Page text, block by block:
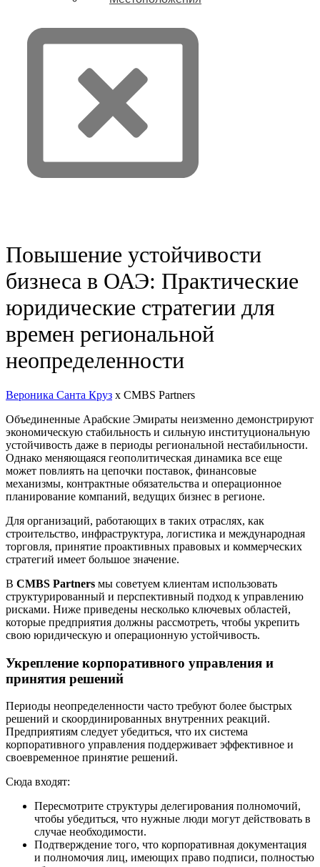
Повышение устойчивости
бизнеса в ОАЭ: Практические
юридические стратегии для
времен региональной
неопределенности
Вероника Санта Круз x CMBS Partners
Объединенные Арабские Эмираты неизменно демонстрируют
экономическую стабильность и сильную институциональную
устойчивость даже в периоды региональной нестабильности.
Однако меняющаяся геополитическая динамика все еще
может повлиять на цепочки поставок, финансовые
механизмы, контрактные обязательства и операционное
планирование компаний, ведущих бизнес в регионе.
Для организаций, работающих в таких отраслях, как
строительство, инфраструктура, логистика и международная
торговля, принятие проактивных правовых и коммерческих
стратегий имеет большое значение.
В CMBS Partners мы советуем клиентам использовать
структурированный и перспективный подход к управлению
рисками. Ниже приведены несколько ключевых областей,
которые предприятия должны рассмотреть, чтобы укрепить
свою юридическую и операционную устойчивость.
Укрепление корпоративного управления и
принятия решений
Периоды неопределенности часто требуют более быстрых
решений и скоординированных внутренних реакций.
Предприятиям следует убедиться, что их система
корпоративного управления поддерживает эффективное и
своевременное принятие решений.
Сюда входят:
Пересмотрите структуры делегирования полномочий,
чтобы убедиться, что нужные люди могут действовать в
случае необходимости.
Подтверждение того, что корпоративная документация
и полномочия лиц, имеющих право подписи, полностью